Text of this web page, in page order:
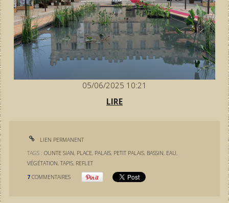
05/06/2025 10:21
LIRE
LIEN PERMANENT
TAGS :OUNTE SIAN, PLACE, PALAIS, PETIT PALAIS, BASSIN, EAU,
VÉGÉTATION,TAPIS, REFLET
7 COMMENTAIRES